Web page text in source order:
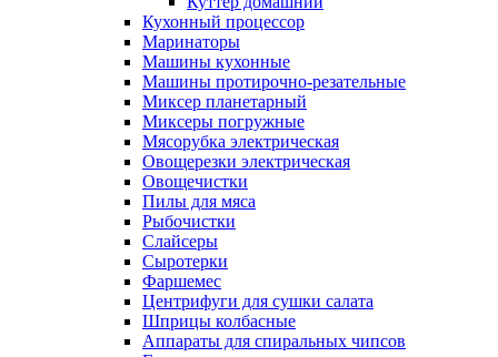
Кухонный процессор
Маринаторы
Машины кухонные
Машины протирочно-резательные
Миксер планетарный
Миксеры погружные
Мясорубка электрическая
Овощерезки электрическая
Овощечистки
Пилы для мяса
Рыбочистки
Слайсеры
Сыротерки
Фаршемес
Центрифуги для сушки салата
Шприцы колбасные
Аппараты для спиральных чипсов